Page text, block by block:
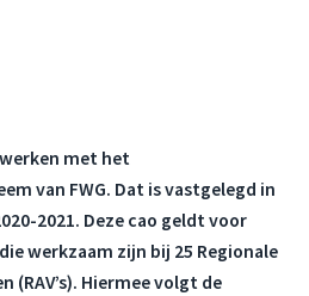
met het
van FWG. Dat is vastgelegd in
2021. Deze cao geldt voor
werkzaam zijn bij 25 Regionale
(RAV’s). Hiermee volgt de